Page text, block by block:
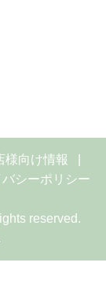
様向け情報
シーポリシー
reserved.